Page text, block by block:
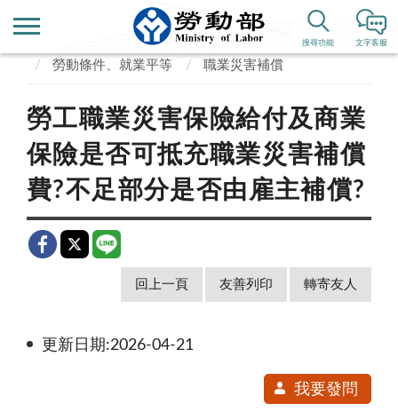
文字客服
搜尋功能
便民服務
常見問答
勞動條件、就業平等
職業災害補償
勞工職業災害保險給付及商業
保險是否可抵充職業災害補償
費?不足部分是否由雇主補償?
回上一頁 友善列印 轉寄友人
更新日期:2026-04-21
我要發問